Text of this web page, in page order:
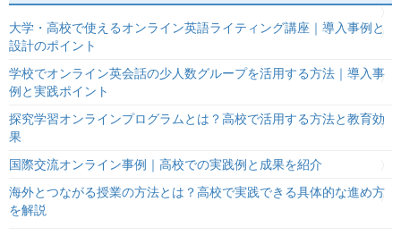
大学・高校で使えるオンライン英語ライティング講座｜導入事例と
設計のポイント
学校でオンライン英会話の少人数グループを活用する方法｜導入事
例と実践ポイント
探究学習オンラインプログラムとは？高校で活用する方法と教育効
果
国際交流オンライン事例｜高校での実践例と成果を紹介
海外とつながる授業の方法とは？高校で実践できる具体的な進め方
を解説